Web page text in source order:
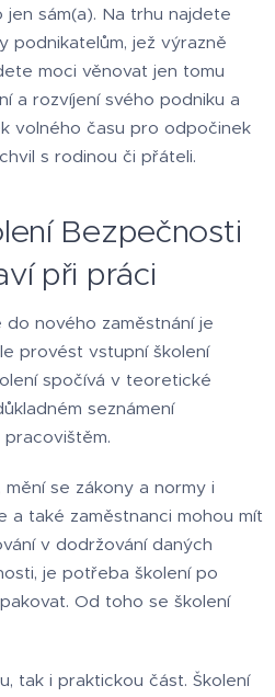
sám(a). Na trhu najdete
podnikatelům, jež výrazně
moci věnovat jen tomu
a rozvíjení svého podniku a
volného času pro odpočinek
s rodinou či přáteli.
Bezpečnosti
při práci
nového zaměstnání je
provést vstupní školení
spočívá v teoretické
seznámení
se zákony a normy i
a také zaměstnanci mohou mít
v dodržování daných
je potřeba školení po
Od toho se školení
tak i praktickou část. Školení